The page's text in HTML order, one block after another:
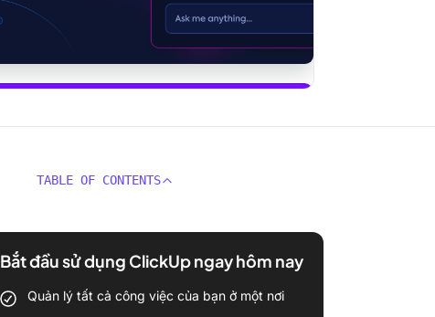
TABLE OF CONTENTS
Bắt đầu sử dụng ClickUp ngay hôm nay
Quản lý tất cả công việc của bạn ở một nơi